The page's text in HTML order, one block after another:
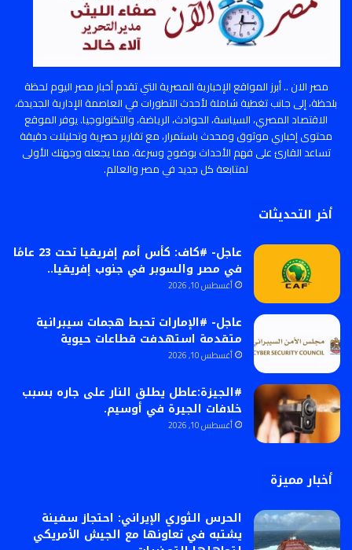
مصر الان .. أبرز المواقع الإخبارية المصرية التي تقدم أخبار مصر اليوم لحظة
بلحظة، إلى جانب تغطية شاملة لأحدث التطورات في العاصمة الإدارية الجديدة،
الاقتصاد المصري، السياسة، الحوادث، الرياضة، والتكنولوجيا. يوفر الموقع
محتوى إخباري موثوق ومحدث باستمرار، مع تقارير حصرية وتحليلات دقيقة
تساعد القارئ على فهم الأحداث بوضوح وسرعة، مما يجعله وجهتك الأولى
لمتابعة كل جديد في مصر والعالم.
أخر التحديثات
عاجل- #كاف: كأس أمم إفريقيا تحت 23 عامًا
في مصر والسوبر في جنوب إفريقيا..
أغسطس 10, 2026
عاجل- #الإمارات تحبط هجمات سيبرانية
متقدمة استهدفت قطاعات حيوية
أغسطس 10, 2026
#الجيزة:عاطل يطلق النار على جاره بسبب
خلافات الجيرة في أوسيم.
أغسطس 10, 2026
أخبار مميزة
الحرس الثوري الإيراني: احتجاز سفينة
يشتبه في تعاونها مع الجيش الأمريكي